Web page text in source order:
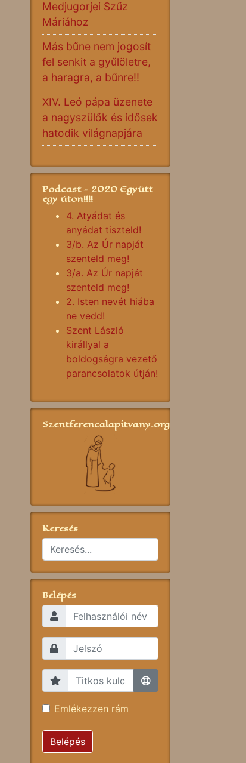
Medjugorjei Szűz
Máriához
Más bűne nem jogosít
fel senkit a gyűlöletre,
a haragra, a bűnre!!
XIV. Leó pápa üzenete
a nagyszülők és idősek
hatodik világnapjára
Podcast - 2020 Együtt
egy úton!!!!
4. Atyádat és
anyádat tiszteld!
3/b. Az Úr napját
szenteld meg!
3/a. Az Úr napját
szenteld meg!
2. Isten nevét hiába
ne vedd!
Szent László
királlyal a
boldogságra vezető
parancsolatok útján!
Szentferencalapitvany.org
Keresés
Belépés
Emlékezzen rám
Belépés